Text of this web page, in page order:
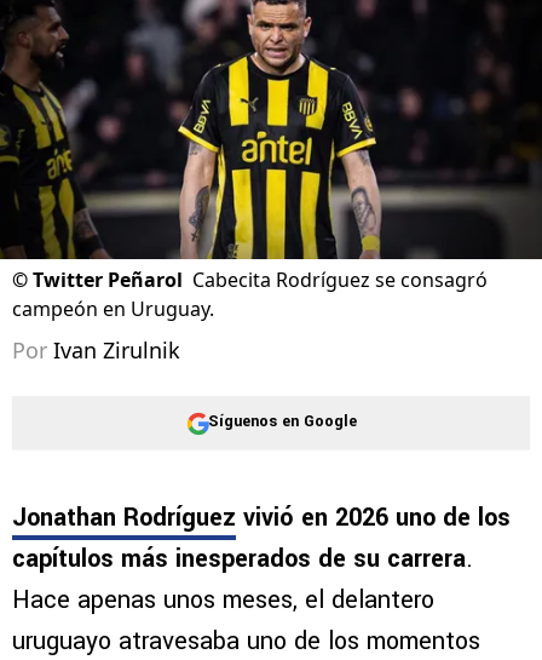
©Twitter Peñarol Cabecita Rodríguez se consagró
campeón en Uruguay.
Por Ivan Zirulnik
Síguenos en Google
Jonathan Rodríguez vivió en 2026 uno de los
capítulos más inesperados de su carrera.
Hace apenas unos meses, el delantero
uruguayo atravesaba uno de los momentos